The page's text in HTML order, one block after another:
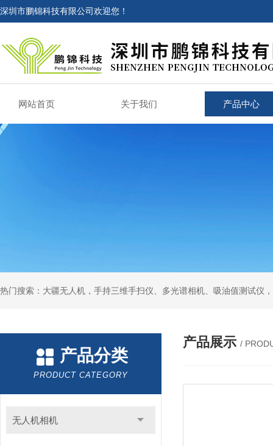
深圳市鹏锦科技有限公司欢迎您！
网站首页 关于我们 产品中心
热门搜索：大疆无人机，手持三维手扫仪、多光谱相机、吸油值测试仪
产品分类
PRODUCT CATEGORY
无人机相机
产品展示 /